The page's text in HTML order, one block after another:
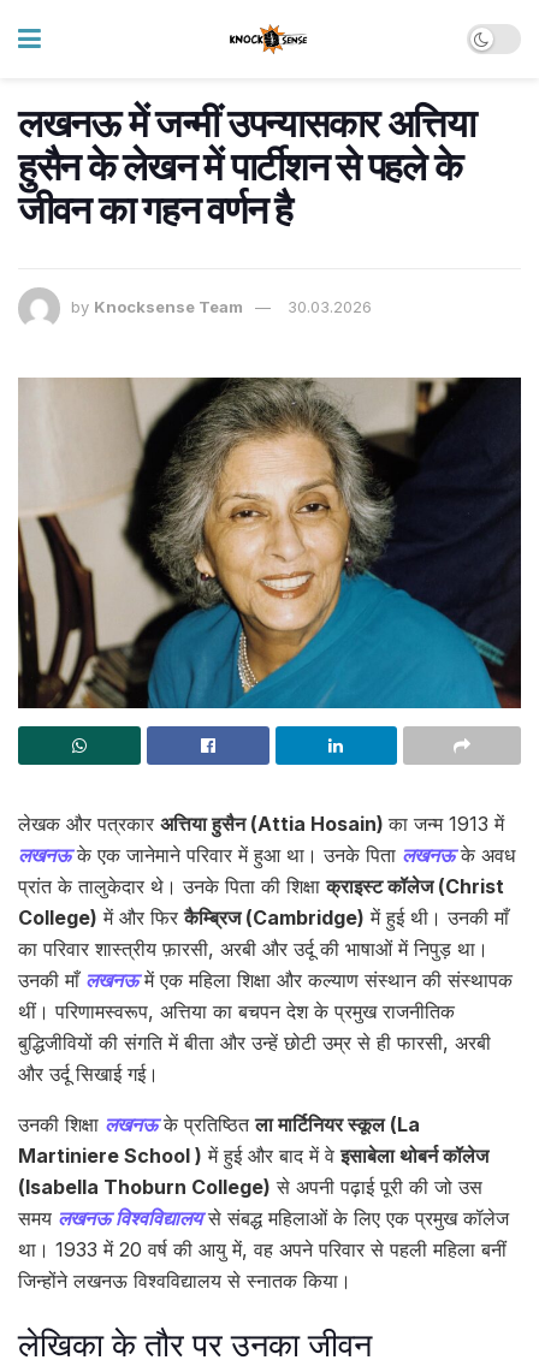
लखनऊ में जन्मीं उपन्यासकार अत्तिया
हुसैन के लेखन में पार्टीशन से पहले के
जीवन का गहन वर्णन है
by Knocksense Team 30.03.2026
लेखक और पत्रकार अत्तिया हुसैन (Attia Hosain)का जन्म 1913 में
लखनऊके एक जानेमाने परिवार में हुआ था। उनके पिता लखनऊके अवध
प्रांत के तालुकेदार थे। उनके पिता की शिक्षाक्राइस्ट कॉलेज (Christ
College) में और फिरकैम्ब्रिज (Cambridge) में हुई थी। उनकी माँ
का परिवार शास्त्रीय फ़ारसी, अरबी और उर्दू की भाषाओं में निपुड़ था।
उनकी माँ लखनऊमें एक महिला शिक्षा और कल्याण संस्थान की संस्थापक
थीं। परिणामस्वरूप, अत्तिया का बचपन देश के प्रमुख राजनीतिक
बुद्धिजीवियों की संगति में बीता और उन्हें छोटी उम्र से ही फारसी, अरबी
और उर्दू सिखाई गई।
उनकी शिक्षा लखनऊके प्रतिष्ठितला मार्टिनियर स्कूल (La
Martiniere School ) में हुई और बाद में वेइसाबेला थोबर्न कॉलेज
(Isabella Thoburn College) से अपनी पढ़ाई पूरी की जो उस
समय लखनऊ विश्वविद्यालयसे संबद्ध महिलाओं के लिए एक प्रमुख कॉलेज
था। 1933 में 20 वर्ष की आयु में, वह अपने परिवार से पहली महिला बनीं
जिन्होंने लखनऊ विश्वविद्यालय से स्नातक किया।
लेखिका के तौर पर उनका जीवन